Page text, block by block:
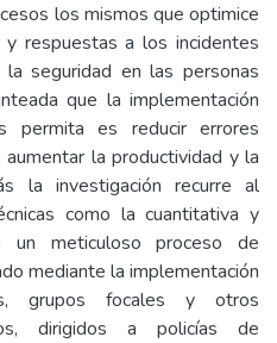
los mismos que optimice
respuestas a los incidentes
seguridad en las personas
que la implementación
permita es reducir errores
aumentar la productividad y la
la investigación recurre al
como la cuantitativa y
un meticuloso proceso de
mediante la implementación
grupos focales y otros
dirigidos a policías de